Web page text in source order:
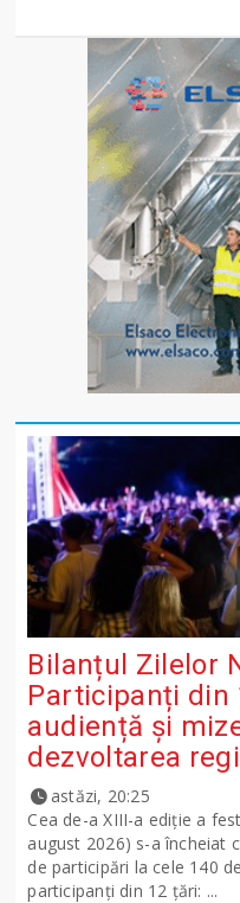
Bilanțul Zilelor
Participanți din
audiență și
dezvoltarea
astăzi, 20:25
Cea de-a XIII-a ediție a
august 2026) s-a încheiat
de participări la cele 140
participanți din 12 țări: ...